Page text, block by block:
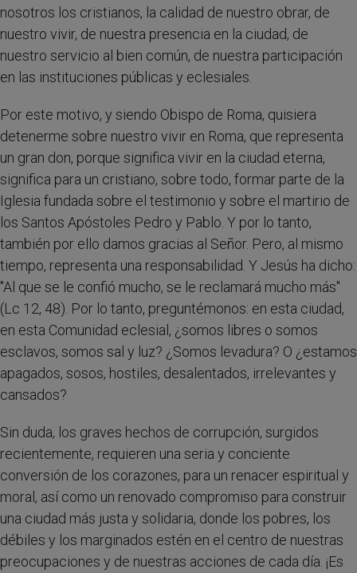
nosotros los cristianos, la calidad de nuestro obrar, de
nuestro vivir, de nuestra presencia en la ciudad, de
nuestro servicio al bien común, de nuestra participación
en las instituciones públicas y eclesiales.
Por este motivo, y siendo Obispo de Roma, quisiera
detenerme sobre nuestro vivir en Roma, que representa
un gran don, porque significa vivir en la ciudad eterna,
significa para un cristiano, sobre todo, formar parte de la
Iglesia fundada sobre el testimonio y sobre el martirio de
los Santos Apóstoles Pedro y Pablo. Y por lo tanto,
también por ello damos gracias al Señor. Pero, al mismo
tiempo, representa una responsabilidad. Y Jesús ha dicho:
"Al que se le confió mucho, se le reclamará mucho más"
(Lc 12, 48). Por lo tanto, preguntémonos: en esta ciudad,
en esta Comunidad eclesial, ¿somos libres o somos
esclavos, somos sal y luz? ¿Somos levadura? O ¿estamos
apagados, sosos, hostiles, desalentados, irrelevantes y
cansados?
Sin duda, los graves hechos de corrupción, surgidos
recientemente, requieren una seria y conciente
conversión de los corazones, para un renacer espiritual y
moral, así como un renovado compromiso para construir
una ciudad más justa y solidaria, donde los pobres, los
débiles y los marginados estén en el centro de nuestras
preocupaciones y de nuestras acciones de cada día. ¡Es